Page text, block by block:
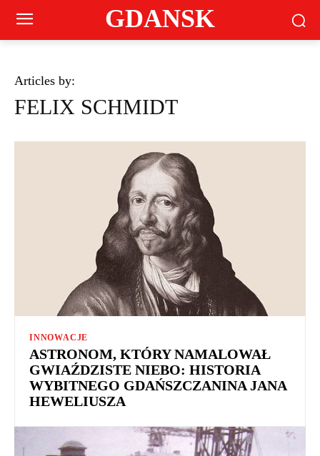
GDANSK
Articles by:
FELIX SCHMIDT
INNOWACJE
ASTRONOM, KTÓRY NAMALOWAŁ
GWIAŹDZISTE NIEBO: HISTORIA
WYBITNEGO GDAŃSZCZANINA JANA
HEWELIUSZA